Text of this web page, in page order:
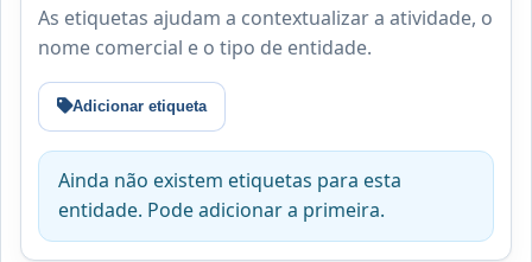
As etiquetas ajudam a contextualizar a atividade, o
nome comercial e o tipo de entidade.
Adicionar etiqueta
Ainda não existem etiquetas para esta
entidade. Pode adicionar a primeira.